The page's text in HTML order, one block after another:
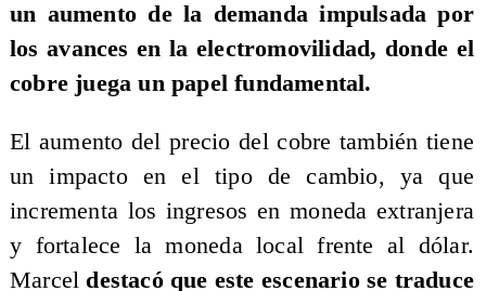
un aumento de la demanda impulsada por
los avances en la electromovilidad, donde el
cobre juega un papel fundamental.
El aumento del precio del cobre también tiene
un impacto en el tipo de cambio, ya que
incrementa los ingresos en moneda extranjera
y fortalece la moneda local frente al dólar.
Marcel destacó que este escenario se traduce